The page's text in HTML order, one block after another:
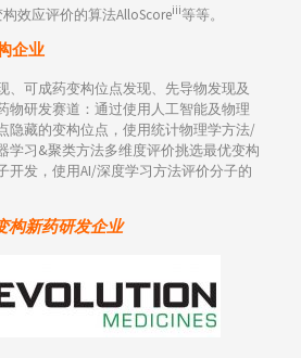
效应评价的算法AlloScoreiii等等。
企业
、可成药变构位点发现、先导物发现及
物研发赛道：通过使用人工智能及物理
隐藏的变构位点，使用统计物理学方法/
学习&聚类方法多维度评价挑选最优变构
开发，使用AI/深度学习方法评价分子的
构新药研发企业